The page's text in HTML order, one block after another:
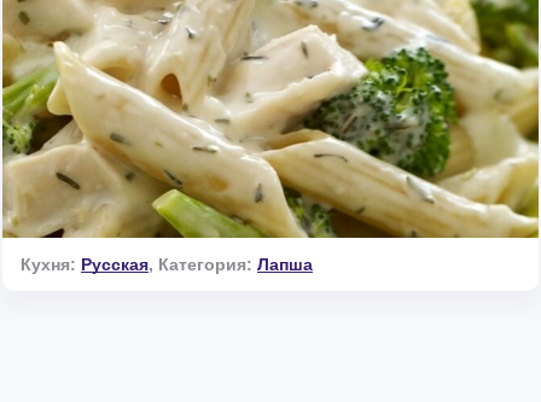
Кухня: Русская, Категория: Лапша